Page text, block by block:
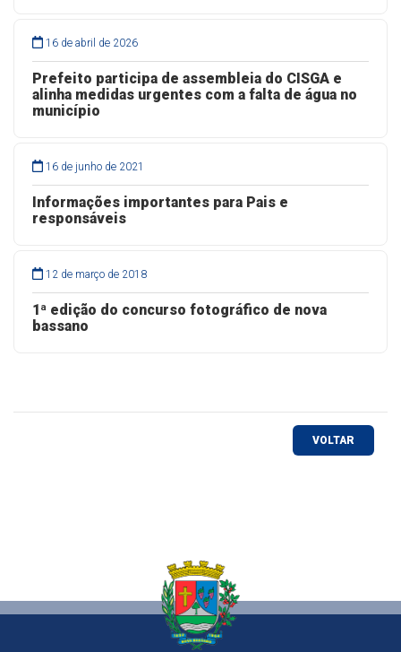
16 de abril de 2026
Prefeito participa de assembleia do CISGA e
alinha medidas urgentes com a falta de água no
município
16 de junho de 2021
Informações importantes para Pais e
responsáveis
12 de março de 2018
1ª edição do concurso fotográfico de nova
bassano
VOLTAR